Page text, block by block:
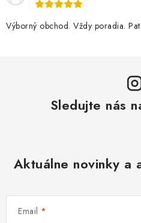
Výborný obchod. Vždy poradia.
Sledujte nás
Aktuálne novinky a
Email